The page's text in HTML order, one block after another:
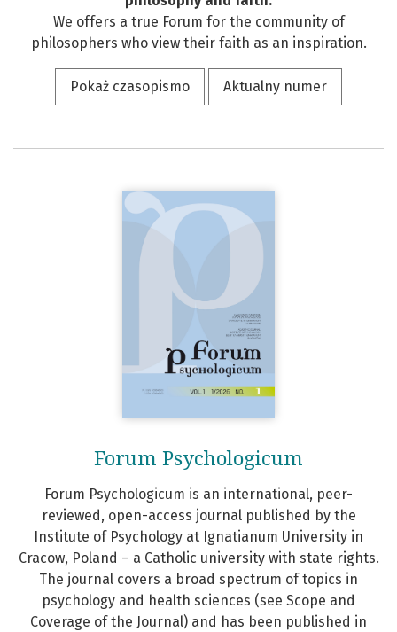
We offers a true Forum for the community of
philosophers who view their faith as an inspiration.
Pokaż czasopismo Aktualny numer
Forum Psychologicum
Forum Psychologicum is an international, peer-
reviewed, open-access journal published by the
Institute of Psychology at Ignatianum University in
Cracow, Poland – a Catholic university with state rights.
The journal covers a broad spectrum of topics in
psychology and health sciences (see Scope and
Coverage of the Journal) and has been published in